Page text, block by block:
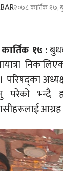
२०७८ कार्तिक १७,
१७ :
परिषद्का
परेको भन्दै
आग्रह